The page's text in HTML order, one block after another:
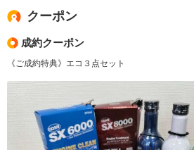
クーポン
成約クーポン
《ご成約特典》エコ３点セット